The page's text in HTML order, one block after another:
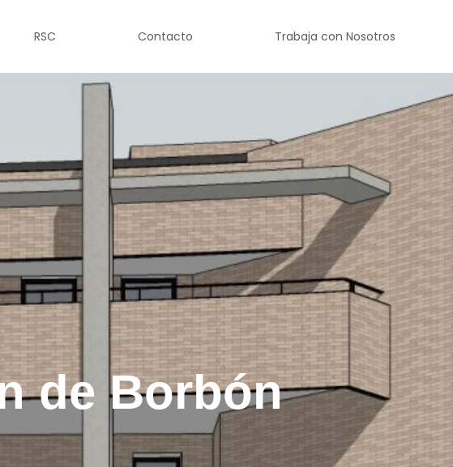
RSC Contacto Trabaja con Nosotros
de Borbón